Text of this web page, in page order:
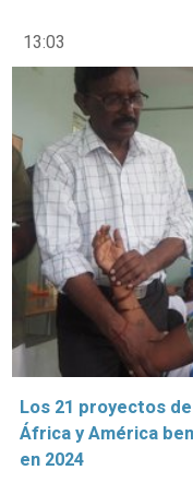
13:03
Los 21 proyectos
África y América
en 2024